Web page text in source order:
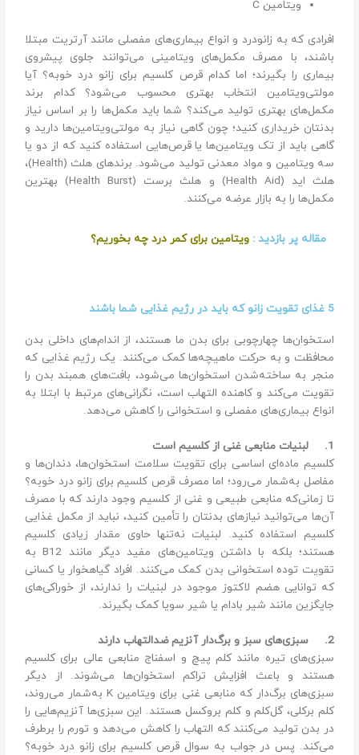
ویتامین C
افرادی که به زانودرد و انواع بیماری‌های مفصلی مانند آرتریت مبتلا
باشند، با مصرف مکمل‌های ویتامینی می‌توانند جلوی پیشروی
بیماری را بگیرند؛‌ اما کدام قرص کلسیم برای زانو درد خوبه؟ آیا
مولتی‌ویتامین انتخاب بهتری محسوب می‌شود؟ کدام برند
مکمل‌های بهتری تولید می‌کند؟ شما باید مکمل‌ها را بر اساس نیاز
بدنتان خریداری کنید؛ چون گاهی نیاز به مولتی‌ویتامین‌ها دارید و
گاهی باید از تک ویتامین‌ها یا قرص‌هایی استفاده کنید که از دو یا
سه ویتامین و مواد معدنی تولید می‌شود. برندهای هلث (Health)،
هلث اید (Health Aid) و هلث برست (Health Burst) بهترین
مکمل‌ها را به بازار عرضه می‌کنند.
مقاله پر بازدید :ویتامین برای کمر درد چه بخوریم؟
استخوان‌ها چهارچوبی برای بدن ما هستند، از اندام‌های داخلی بدن
محافظت و به حرکت ماهیچه‌ها کمک می‌کنند. یک رژیم غذایی که
منجر به ساخته‌شدن استخوان‌ها می‌شود، بافت‌های همبند بدن را
تقویت می‌کند و کاهنده التهاب است، نگرانی‌های مرتبط با ابتلا به
انواع بیماری‌های مفصلی و استخوانی را کاهش می‌دهد.
لبنیات منابعی غنی از کلسیم است
کلسیم ماده‌ای اساسی برای تقویت سلامت استخوان‌ها، دندان‌ها و
مفاصل به‌شمار می‌رود؛ اما مصرف قرص کلسیم برای زانو درد خوبه؟
تا زمانی‌که منابعی طبیعی و غنی از کلسیم وجود دارند که با مصرف
آن‌ها می‌توانید نیازهای بدنتان را تأمین کنید، نباید از مکمل غذایی
کلسیم استفاده کنید. لبنیات نه‌تنها حاوی مقدار زیادی کلسیم
هستند؛ بلکه با داشتن ویتامین‌های مفید دیگر مانند B12 به
تقویت توده استخوانی بدن کمک می‌کنند. افراد گیاهخوار یا کسانی
که توانایی هضم لاکتوز موجود در لبنیات را ندارند، از خوراکی‌های
جایگزین مانند شیر بادام یا شیر سویا کمک بگیرند.
سبزی‌های سبز و برگ‌دار آنزیم ضدالتهاب دارند
سبزی‌های تیره مانند کلم‌ پیچ و اسفناج منابعی عالی برای کلسیم
هستند و باعث افزایش تراکم استخوان‌ها می‌شوند. از دیگر
سبزی‌های برگ‌دار که منابعی غنی برای ویتامین K به‌شمار می‌روند،
کلم برکلی، گل‌کلم و کلم بروکسل هستند. این سبزی‌ها آنزیم‌هایی را
در بدن تولید می‌کنند که التهاب را کاهش می‌دهد و تورم را برطرف
می‌کند. پس در جواب به سوال قرص کلسیم برای زانو درد خوبه؟